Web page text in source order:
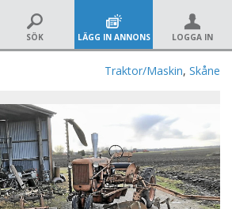
SÖK LÄGG IN ANNONS LOGGA IN
Traktor/Maskin, Skåne